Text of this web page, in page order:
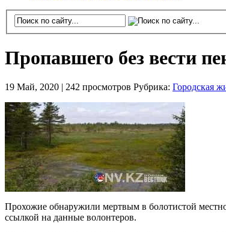
Пропавшего без вести
19 Май, 2020 | 242 просмотров Рубрика: Городская
Прохожие обнаружили мертвым в болотистой
ссылкой на данные волонтеров.